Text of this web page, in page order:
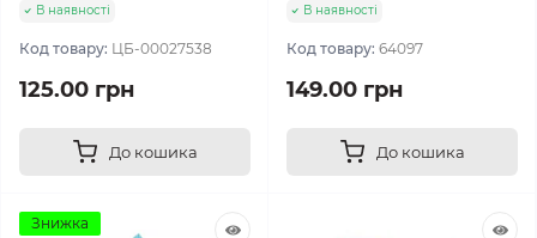
В наявності
Код товару: ЦБ-00027538
125.00 грн
До кошика
В наявності
Код товару: 64097
149.00 грн
До кошика
Знижка